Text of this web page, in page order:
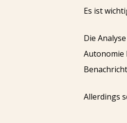
Es ist
Die
Autonomie
Allerdings